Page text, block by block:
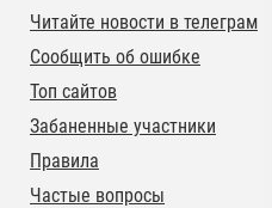
Читайте новости в телеграм
Сообщить об ошибке
Топ сайтов
Забаненные участники
Правила
Частые вопросы